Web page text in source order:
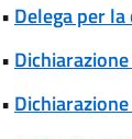
• Delega per
•
•